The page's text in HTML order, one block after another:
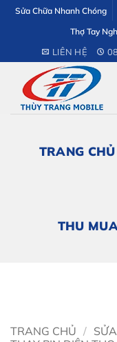
dung
Sửa Chữa Nhanh Chóng
Thợ Tay
LIÊN HỆ
TRANG CHỦ
THU
TRANG CHỦ /